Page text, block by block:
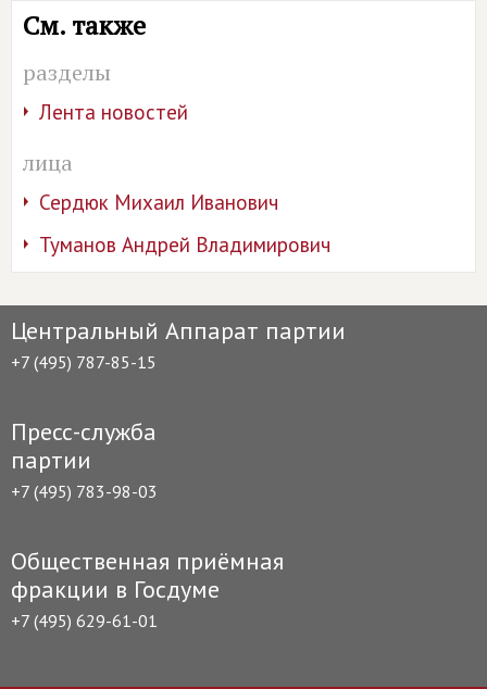
См. также
разделы
Лента новостей
лица
Сердюк Михаил Иванович
Туманов Андрей Владимирович
Центральный Аппарат партии
+7 (495) 787-85-15
Пресс-служба
партии
+7 (495) 783-98-03
Общественная приёмная
фракции в Госдуме
+7 (495) 629-61-01